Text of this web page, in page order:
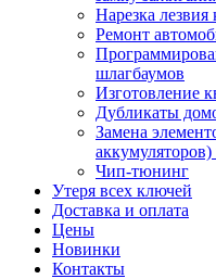
Нарезка лезвия
Ремонт
шлагбаумов
Изготовление
Дубликаты
Замена
Чип-тюнинг
Утеря всех ключей
Доставка и оплата
Цены
Новинки
Контакты